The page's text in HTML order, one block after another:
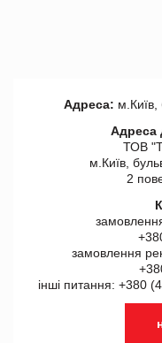
Адреса:
Адреса
ТОВ
м.Київ,
2
замовлення
інші питання: +380